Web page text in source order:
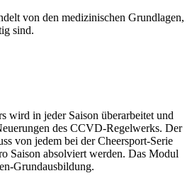
von den medizinischen Grundlagen,
sind.
wird in jeder Saison überarbeitet und
des CCVD-Regelwerks. Der
von jedem bei der Cheersport-Serie
Saison absolviert werden. Das Modul
Grundausbildung.